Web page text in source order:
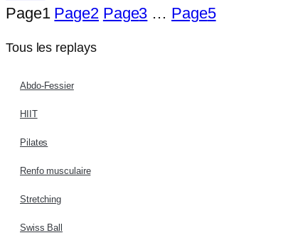
Page1 Page2 Page3 … Page5
Tous les replays
Abdo-Fessier
HIIT
Pilates
Renfo musculaire
Stretching
Swiss Ball